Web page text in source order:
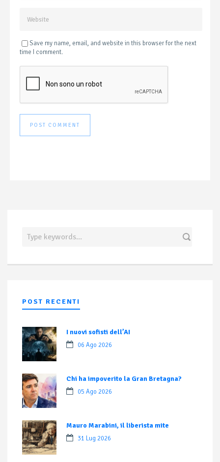
Save my name, email, and website in this browser for the next
time I comment.
POST RECENTI
I nuovi sofisti dell’AI
06 Ago 2026
Chi ha impoverito la Gran Bretagna?
05 Ago 2026
Mauro Marabini, il liberista mite
31 Lug 2026